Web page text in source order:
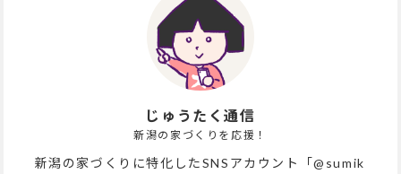
じゅうたく通信
新潟の家づくりを応援！
新潟の家づくりに特化したSNSアカウント「@sumik